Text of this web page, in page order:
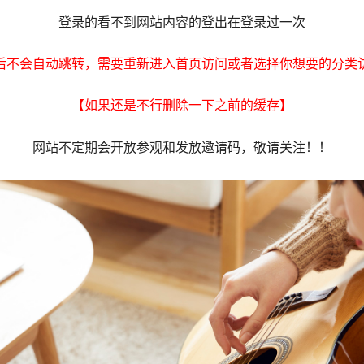
登录的看不到网站内容的登出在登录过一次
不会自动跳转，需要重新进入首页访问或者选择你想要的分类
【如果还是不行删除一下之前的缓存】
网站不定期会开放参观和发放邀请码，敬请关注！！